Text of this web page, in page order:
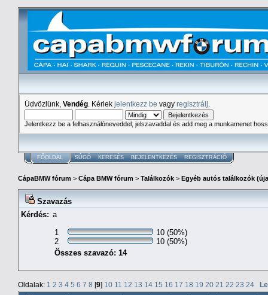
Üdvözlünk, Vendég . Kérlek jelentkezz be vagy regisztrálj
Jelentkezz be a felhasználóneveddel, jelszavaddal és add meg a munkamenet
FŐOLDAL SÚGÓ KERESÉS BEJELENTKEZÉS REGISZTRÁCIÓ
CápaBMW fórum > Cápa BMW fórum > Találkozók > Egyéb autós találkozók
Szavazás
Kérdés: a
1
10 (50%)
2
10 (50%)
Összes szavazó: 14
Oldalak: 1 2 3 4 5 6 7 8 [9] 10 11 12 13 14 15 16 17 18 19 20 21 22 23 24
Le